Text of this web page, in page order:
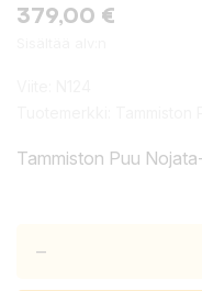
379,00 €
Tammiston Puu
–